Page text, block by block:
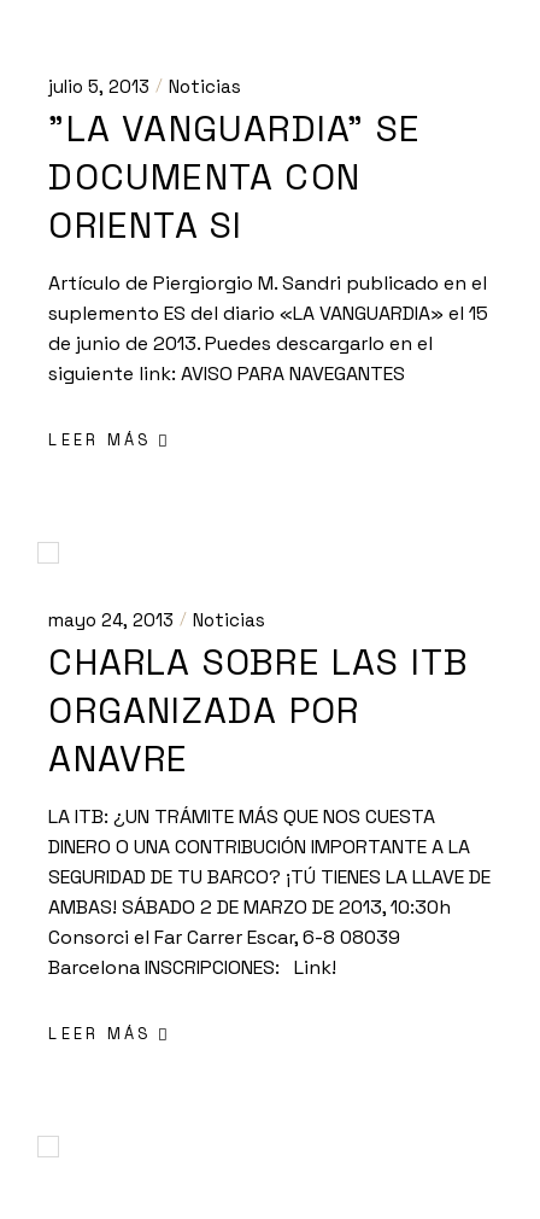
julio 5, 2013 Noticias
"LA VANGUARDIA" SE
DOCUMENTA CON
ORIENTA SI
Artículo de Piergiorgio M. Sandri publicado en el
suplemento ES del diario «LA VANGUARDIA» el 15
de junio de 2013. Puedes descargarlo en el
siguiente link: AVISO PARA NAVEGANTES
LEER MÁS
mayo 24, 2013 Noticias
CHARLA SOBRE LAS ITB
ORGANIZADA POR
ANAVRE
LA ITB: ¿UN TRÁMITE MÁS QUE NOS CUESTA
DINERO O UNA CONTRIBUCIÓN IMPORTANTE A LA
SEGURIDAD DE TU BARCO? ¡TÚ TIENES LA LLAVE DE
AMBAS! SÁBADO 2 DE MARZO DE 2013, 10:30h
Consorci el Far Carrer Escar, 6-8 08039
Barcelona INSCRIPCIONES: Link!
LEER MÁS